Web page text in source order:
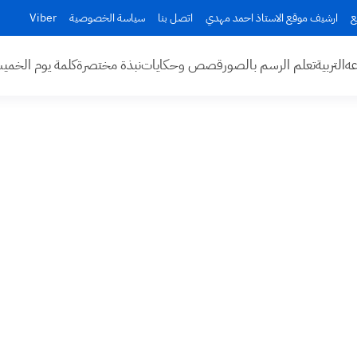
ارشيف موقع الاستاذ احمد مهدي اتصل بنا سياسة الخصوصية Viber
التربيةتعلم الرسم بالصورقصص وحكاياتنبذة مختصرةكلمة يوم